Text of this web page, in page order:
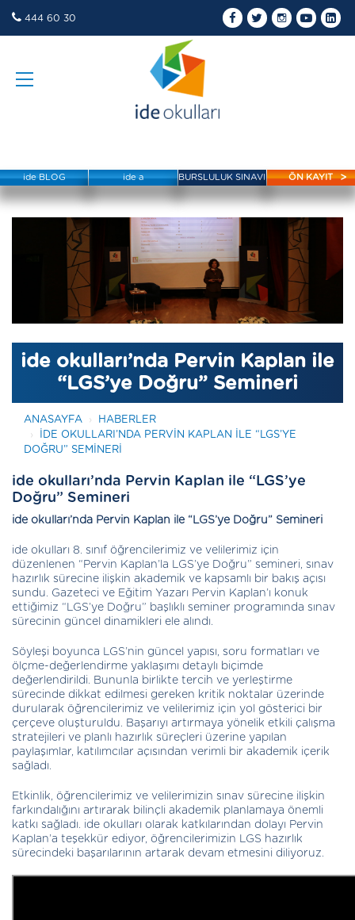
444 60 30
ide BLOG ide a BURSLULUK SINAVI ÖN KAYIT
ide okulları’nda Pervin Kaplan ile
“LGS’ye Doğru” Semineri
ANASAYFA
HABERLER
IDE OKULLARI’NDA PERVIN KAPLAN ILE “LGS’YE
DOĞRU” SEMINERI
ide okulları’nda Pervin Kaplan ile “LGS’ye
Doğru” Semineri
ide okulları’nda Pervin Kaplan ile “LGS’ye Doğru” Semineri
ide okulları 8. sınıf öğrencilerimiz ve velilerimiz için
düzenlenen “Pervin Kaplan’la LGS’ye Doğru” semineri, sınav
hazırlık sürecine ilişkin akademik ve kapsamlı bir bakış açısı
sundu. Gazeteci ve Eğitim Yazarı Pervin Kaplan’ı konuk
ettiğimiz “LGS’ye Doğru” başlıklı seminer programında sınav
sürecinin güncel dinamikleri ele alındı.
Söyleşi boyunca LGS’nin güncel yapısı, soru formatları ve
ölçme-değerlendirme yaklaşımı detaylı biçimde
değerlendirildi. Bununla birlikte tercih ve yerleştirme
sürecinde dikkat edilmesi gereken kritik noktalar üzerinde
durularak öğrencilerimiz ve velilerimiz için yol gösterici bir
çerçeve oluşturuldu. Başarıyı artırmaya yönelik etkili çalışma
stratejileri ve planlı hazırlık süreçleri üzerine yapılan
paylaşımlar, katılımcılar açısından verimli bir akademik içerik
sağladı.
Etkinlik, öğrencilerimiz ve velilerimizin sınav sürecine ilişkin
farkındalığını artırarak bilinçli akademik planlamaya önemli
katkı sağladı. ide okulları olarak katkılarından dolayı Pervin
Kaplan’a teşekkür ediyor, öğrencilerimizin LGS hazırlık
sürecindeki başarılarının artarak devam etmesini diliyoruz.